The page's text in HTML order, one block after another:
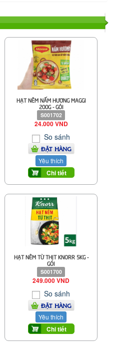
HẠT NÊM NẤM HƯƠNG MAGGI
200G - GÓI
S001702
24.000 VND
So sánh
ĐẶT HÀNG
Yêu thích
Chi tiết
HẠT NÊM TỪ THỊT KNORR 5KG -
GÓI
S001700
249.000 VND
So sánh
ĐẶT HÀNG
Yêu thích
Chi tiết